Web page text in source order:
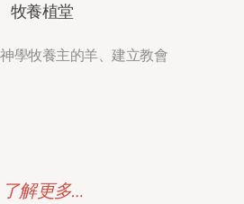
牧養植堂
學牧養主的羊、建立教會
了解更多…